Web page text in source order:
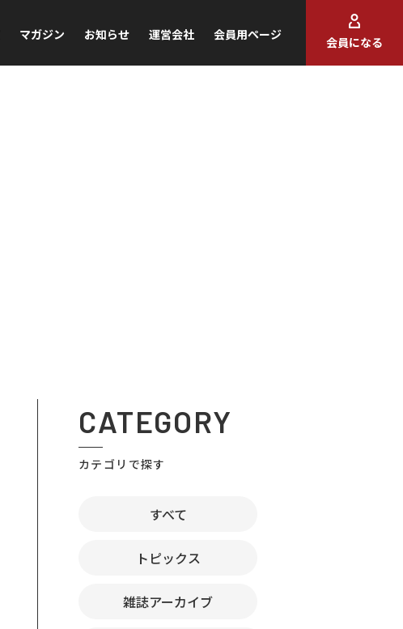
マガジン お知らせ 運営会社 会員用ページ
会員になる
CATEGORY
カテゴリで探す
すべて
トピックス
雑誌アーカイブ